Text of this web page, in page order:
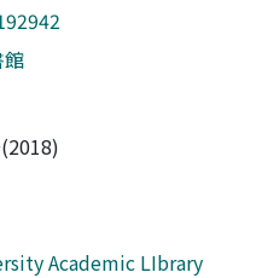
Academic LIbrary